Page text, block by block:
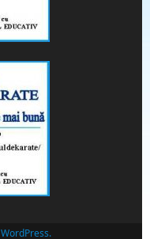
WordPress.